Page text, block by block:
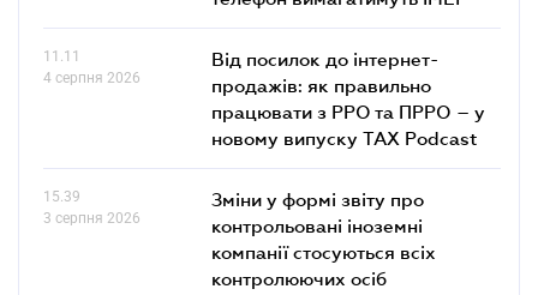
11.11
4 серпня 2026
Від посилок до інтернет-
продажів: як правильно
працювати з РРО та ПРРО – у
новому випуску TAX Podcast
15.39
3 серпня 2026
Зміни у формі звіту про
контрольовані іноземні
компанії стосуються всіх
контролюючих осіб